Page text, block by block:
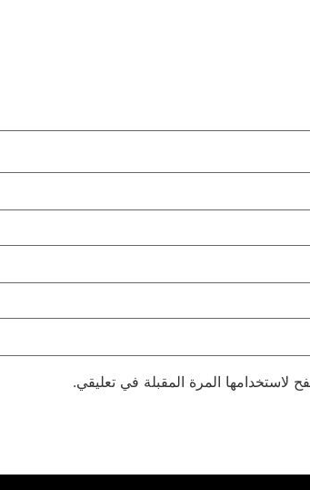
لاستخدامها المرة المقبلة في تعليقي.